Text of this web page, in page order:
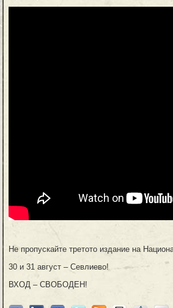
Не пропускайте третото издание на
30 и 31 август – Севлиево!
ВХОД – СВОБОДЕН!